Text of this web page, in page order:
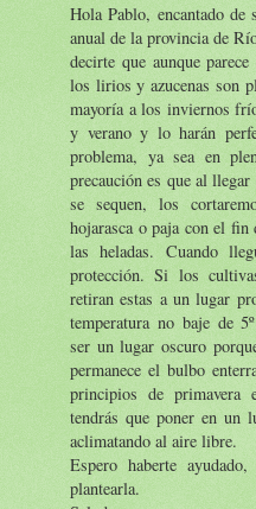
Hola Pablo, encantado de
anual de la provincia de
decirte que aunque
los lirios y azucenas son
mayoría a los inviernos
y verano y lo harán
problema, ya sea en
precaución es que al
se sequen, los
hojarasca o paja con el fin
las heladas. Cuando
protección. Si los
retiran estas a un lugar
temperatura no baje de
ser un lugar oscuro
permanece el bulbo
principios de primavera
tendrás que poner en un
aclimatando al aire libre.
Espero haberte
plantearla.